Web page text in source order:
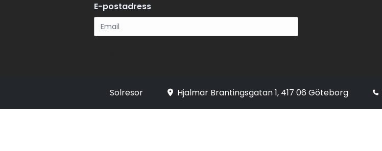
E-postadress
Solresor Hjalmar Brantingsgatan 1, 417 06 Göteborg